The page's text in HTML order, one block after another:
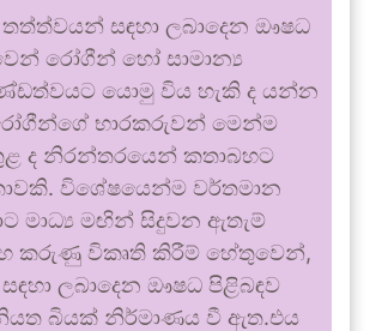
සඳහා ලබාදෙන ඖෂධ
රෝගීන් හෝ සාමාන්‍ය
යොමු විය හැකි ද යන්න
භාරකරුවන් මෙන්ම
ද නිරන්තරයෙන් කතාබහට
විශේෂයෙන්ම වර්තමාන
මාධ්‍ය මඟින් සිදුවන ඇතැම්
සහ කරුණු විකෘති කිරීම් හේතුවෙන්,
ලබාදෙන ඖෂධ පිළිබඳව
බියක් නිර්මාණය වී ඇත.එය